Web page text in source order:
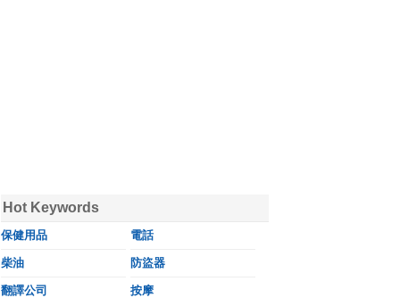
Hot Keywords
保健用品 電話
柴油 防盜器
翻譯公司 按摩